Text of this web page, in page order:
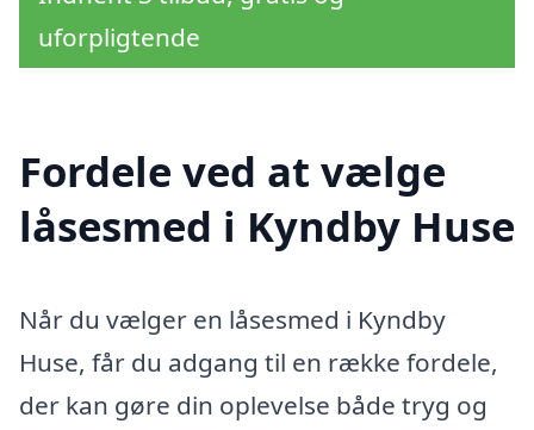
uforpligtende
Fordele ved at vælge
låsesmed i Kyndby Huse
Når du vælger en låsesmed i Kyndby
Huse, får du adgang til en række fordele,
der kan gøre din oplevelse både tryg og